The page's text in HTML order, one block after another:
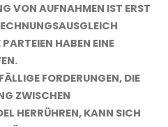
VON AUFNAHMEN IST ERST
HABEN EINE
FORDERUNGEN, DIE
ZWISCHEN
HERRÜHREN, KANN SICH